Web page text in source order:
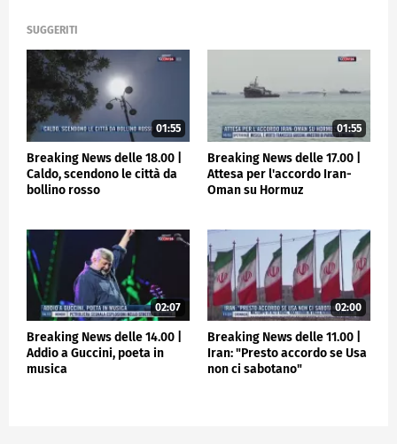
difficili in esiti positivi.
MEDIASET
SUGGERITI
01:55
Breaking News delle 18.00 |
Caldo, scendono le città da
bollino rosso
01:55
Breaking News delle 17.00 |
Attesa per l'accordo Iran-
Oman su Hormuz
02:07
Breaking News delle 14.00 |
Addio a Guccini, poeta in
musica
02:00
Breaking News delle 11.00 |
Iran: "Presto accordo se Usa
non ci sabotano"